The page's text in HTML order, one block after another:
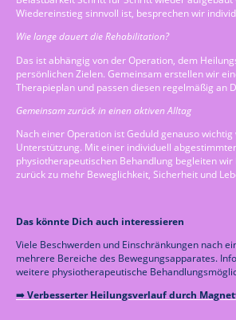
Wiedereinstieg sinnvoll ist, besprechen wir
Wie lange dauert die Rehabilitation?
Das ist abhängig von der Operation, dem
persönlichen Zielen. Gemeinsam erstellen wir
Therapieplan und passen diesen regelmäßig an
Gemeinsam zurück in einen aktiven Alltag
Nach einer Operation ist Geduld genauso
Unterstützung. Mit einer individuell
physiotherapeutischen Behandlung begleiten wir
zurück zu mehr Beweglichkeit, Sicherheit und
Das könnte Dich auch interessieren
Viele Beschwerden und Einschränkungen nach
mehrere Bereiche des Bewegungsapparates.
weitere physiotherapeutische
➡️Verbesserter Heilungsverlauf durch